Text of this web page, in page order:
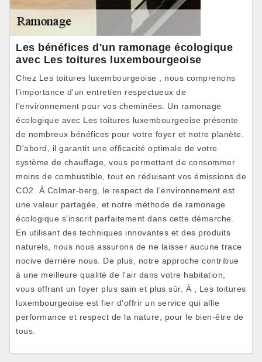
Les bénéfices d'un ramonage écologique
avec Les toitures luxembourgeoise
Chez Les toitures luxembourgeoise , nous comprenons
l'importance d'un entretien respectueux de
l'environnement pour vos cheminées. Un ramonage
écologique avec Les toitures luxembourgeoise présente
de nombreux bénéfices pour votre foyer et notre planète.
D'abord, il garantit une efficacité optimale de votre
système de chauffage, vous permettant de consommer
moins de combustible, tout en réduisant vos émissions de
CO2. À Colmar-berg, le respect de l'environnement est
une valeur partagée, et notre méthode de ramonage
écologique s'inscrit parfaitement dans cette démarche.
En utilisant des techniques innovantes et des produits
naturels, nous nous assurons de ne laisser aucune trace
nocive derrière nous. De plus, notre approche contribue
à une meilleure qualité de l'air dans votre habitation,
vous offrant un foyer plus sain et plus sûr. À , Les toitures
luxembourgeoise est fier d'offrir un service qui allie
performance et respect de la nature, pour le bien-être de
tous.